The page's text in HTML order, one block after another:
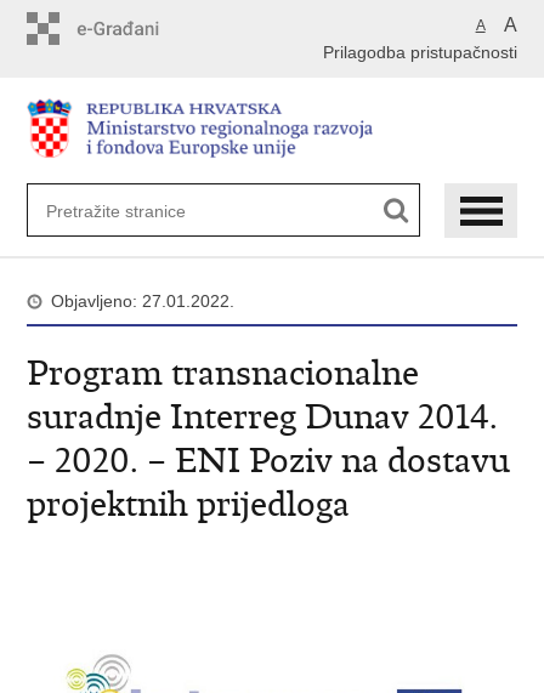
A A
Prilagodba pristupačnosti
Objavljeno: 27.01.2022.
Program transnacionalne
suradnje Interreg Dunav 2014.
– 2020. – ENI Poziv na dostavu
projektnih prijedloga